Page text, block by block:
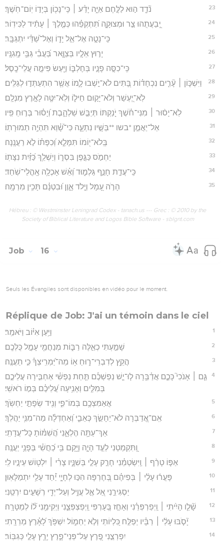
23 נֹ֘דֵ֤ד ה֣וּא לַלֶּ֣חֶם אַיֵּ֑ה יָדַ֓ע ׀ כִּֽי־נָכ֖וֹן בְּיָד֣וֹ יֽוֹם־חֹֽשֶׁךְ׃
24 יְֽ֭בַעֲתֻהוּ צַ֣ר וּמְצוּקָ֑ה תִּ֝תְקְפֵ֗הוּ כְּמֶ֤לֶךְ ׀ עָתִ֬יד לַכִּידֽוֹר׃
25 כִּֽי־נָטָ֣ה אֶל־אֵ֣ל יָד֑וֹ וְאֶל־שַׁ֝דַּ֗י יִתְגַּבָּֽר׃
26 יָר֣וּץ אֵלָ֣יו בְּצַוָּ֑אר בַּ֝עֲבִ֗י גַּבֵּ֥י מָֽגִנָּֽיו׃
27 כִּֽי־כִסָּ֣ה פָנָ֣יו בְּחֶלְבּ֑וֹ וַיַּ֖עַשׂ פִּימָ֣ה עֲלֵי־כָֽסֶל׃
28 וַיִּשְׁכּ֤וֹן ׀ עָ֘רִ֤ים נִכְחָד֗וֹת בָּ֭תִּים לֹא־יֵ֣שְׁבוּ לָ֑מוֹ אֲשֶׁ֖ר הִתְעַתְּד֣וּ לְגַלִּֽים׃
29 לֹֽא־יֶ֭עְשַׁר וְלֹא־יָק֣וּם חֵיל֑וֹ וְלֹֽא־יִטֶּ֖ה לָאָ֣רֶץ מִנְלָֽם׃
30 לֹֽא־יָס֨וּר ׀ מִנִּי־חֹ֗שֶׁךְ יֹֽ֭נַקְתּוֹ תְּיַבֵּ֣שׁ שַׁלְהָ֑בֶת וְ֝יָס֗וּר בְּר֣וּחַ פִּֽיו׃
31 אַל־יַאֲמֵ֣ן *בשו **בַּשָּׁ֣יו נִתְעָ֑ה כִּי־שָׁ֝֗וְא תִּהְיֶ֥ה תְמוּרָתֽוֹ׃
32 בְּֽלֹא־י֭וֹמוֹ תִּמָּלֵ֑א וְ֝כִפָּת֗וֹ לֹ֣א רַעֲנָֽנָה׃
33 יַחְמֹ֣ס כַּגֶּ֣פֶן בִּסְר֑וֹ וְיַשְׁלֵ֥ךְ כַּ֝זַּ֗יִת נִצָּתֽוֹ׃
34 כִּֽי־עֲדַ֣ת חָנֵ֣ף גַּלְמ֑וּד וְ֝אֵ֗שׁ אָכְלָ֥ה אָֽהֳלֵי־שֹֽׁחַד׃
35 הָרֹ֣ה עָ֭מָל וְיָ֣לֹד אָ֑וֶן וּ֝בִטְנָ֗ם תָּכִ֥ין מִרְמָֽה׃
Hébreu : © Westminster Leningrad Codex - tanach.us --- Grec : © 2010 by the
Society of Biblical Literature and Logos Bible Software - sblgnt.com
Job 16
Seuls les Évangiles sont disponibles en vidéo pour le moment.
Réplique de Job: J'ai un témoin dans le ciel
1 וַיַּ֥עַן אִיּ֗וֹב וַיֹּאמַֽר׃
2 שָׁמַ֣עְתִּי כְאֵ֣לֶּה רַבּ֑וֹת מְנַחֲמֵ֖י עָמָ֣ל כֻּלְּכֶֽם׃
3 הֲקֵ֥ץ לְדִבְרֵי־ר֑וּחַ א֥וֹ מַה־יַּ֝מְרִֽיצְךָ֗ כִּ֣י תַעֲנֶֽה׃
4
גַּ֤ם ׀ אָנֹכִי֮ כָּכֶ֪ם אֲדַ֫בֵּ֥רָה ל֤וּ־יֵ֪שׁ נַפְשְׁכֶ֡ם תַּ֤חַת נַפְשִׁ֗י אַחְבִּ֣ירָה עֲלֵיכֶ֣ם
בְּמִלִּ֑ים וְאָנִ֥יעָה עֲ֝לֵיכֶ֗ם בְּמ֣וֹ רֹאשִֽׁי׃
5 אֲאַמִּצְכֶ֥ם בְּמוֹ־פִ֑י וְנִ֖יד שְׂפָתַ֣י יַחְשֹֽׂךְ׃
6 אִֽם־אֲ֭דַבְּרָה לֹא־יֵחָשֵׂ֣ךְ כְּאֵבִ֑י וְ֝אַחְדְּלָ֗ה מַה־מִנִּ֥י יַהֲלֹֽךְ׃
7 אַךְ־עַתָּ֥ה הֶלְאָ֑נִי הֲ֝שִׁמּ֗וֹתָ כָּל־עֲדָתִֽי׃
8 וַֽ֭תִּקְמְטֵנִי לְעֵ֣ד הָיָ֑ה וַיָּ֥קָם בִּ֥י כַ֝חֲשִׁ֗י בְּפָנַ֥י יַעֲנֶֽה׃
9 אַפּ֤וֹ טָרַ֨ף ׀ וַֽיִּשְׂטְמֵ֗נִי חָרַ֣ק עָלַ֣י בְּשִׁנָּ֑יו צָרִ֓י ׀ יִלְט֖וֹשׁ עֵינָ֣יו לִֽי׃
10 פָּעֲר֬וּ עָלַ֨י ׀ בְּפִיהֶ֗ם בְּ֭חֶרְפָּה הִכּ֣וּ לְחָיָ֑י יַ֝֗חַד עָלַ֥י יִתְמַלָּאֽוּן׃
11 יַסְגִּירֵ֣נִי אֵ֭ל אֶ֣ל עֲוִ֑יל וְעַל־יְדֵ֖י רְשָׁעִ֣ים יִרְטֵֽנִי׃
12 שָׁ֘לֵ֤ו הָיִ֨יתִי ׀ וַֽיְפַרְפְּרֵ֗נִי וְאָחַ֣ז בְּ֭עָרְפִּי וַֽיְפַצְפְּצֵ֑נִי וַיְקִימֵ֥נִי ל֝֗וֹ לְמַטָּרָֽה׃
13 יָ֘סֹ֤בּוּ עָלַ֨י ׀ רַבָּ֗יו יְפַלַּ֣ח כִּ֭לְיוֹתַי וְלֹ֣א יַחְמ֑וֹל יִשְׁפֹּ֥ךְ לָ֝אָ֗רֶץ מְרֵרָֽתִי׃
14 יִפְרְצֵ֣נִי פֶ֭רֶץ עַל־פְּנֵי־פָ֑רֶץ יָרֻ֖ץ עָלַ֣י כְּגִבּֽוֹר׃